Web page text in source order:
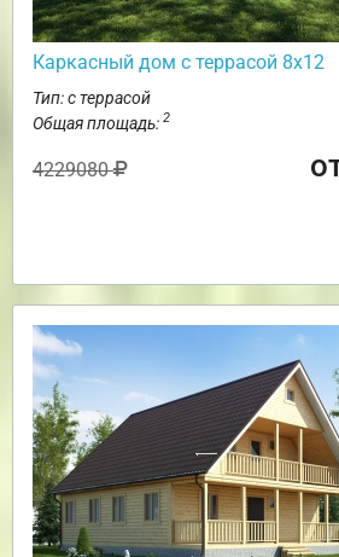
Каркасный дом с террасой 8х12
Тип: с террасой
Общая площадь: 2
4229080